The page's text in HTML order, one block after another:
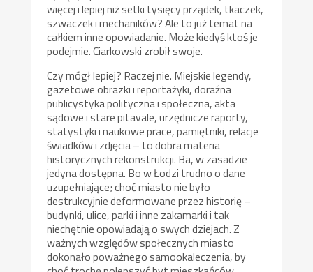
więcej i lepiej niż setki tysięcy prządek, tkaczek,
szwaczek i mechaników? Ale to już temat na
całkiem inne opowiadanie. Może kiedyś ktoś je
podejmie. Ciarkowski zrobił swoje.
Czy mógł lepiej? Raczej nie. Miejskie legendy,
gazetowe obrazki i reportażyki, doraźna
publicystyka polityczna i społeczna, akta
sądowe i stare pitavale, urzędnicze raporty,
statystyki i naukowe prace, pamiętniki, relacje
świadków i zdjęcia – to dobra materia
historycznych rekonstrukcji. Ba, w zasadzie
jedyna dostępna. Bo w Łodzi trudno o dane
uzupełniające; choć miasto nie było
destrukcyjnie deformowane przez historię –
budynki, ulice, parki i inne zakamarki i tak
niechętnie opowiadają o swych dziejach. Z
ważnych względów społecznych miasto
dokonało poważnego samookaleczenia, by